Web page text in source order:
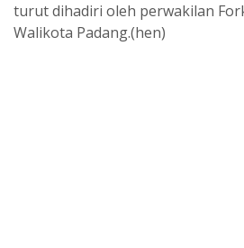
turut dihadiri oleh perwakilan
Walikota Padang.(hen)